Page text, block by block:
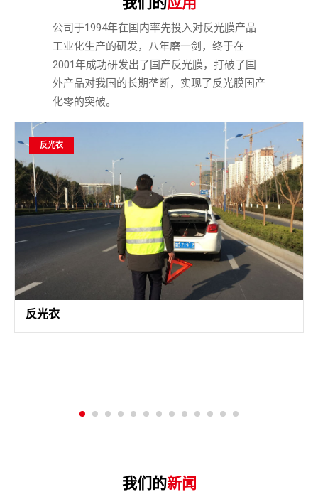
公司于1994年在国内率先投入对反光膜产品
工业化生产的研发，八年磨一剑，终于在
2001年成功研发出了国产反光膜，打破了国
外产品对我国的长期垄断，实现了反光膜国产
化零的突破。
反光衣
反光衣
我们的新闻